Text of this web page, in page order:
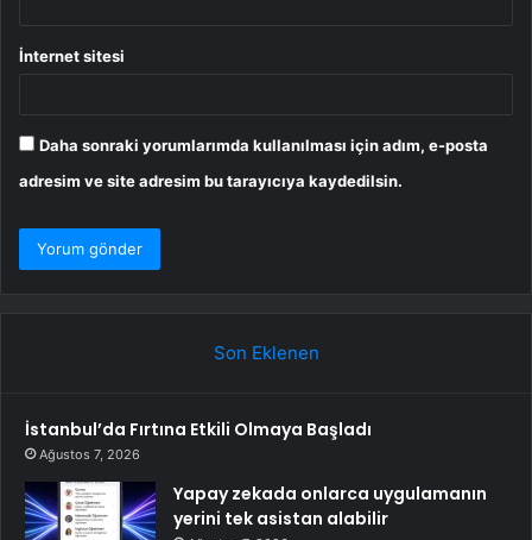
İnternet sitesi
Daha sonraki yorumlarımda kullanılması için adım, e-posta
adresim ve site adresim bu tarayıcıya kaydedilsin.
Son Eklenen
İstanbul’da Fırtına Etkili Olmaya Başladı
Ağustos 7, 2026
Yapay zekada onlarca uygulamanın
yerini tek asistan alabilir